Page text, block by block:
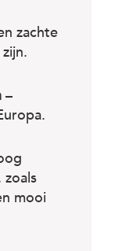
zachte
–
mooi